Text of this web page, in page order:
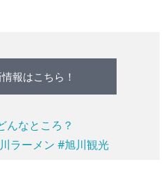
報はこちら！
んなところ？
ラーメン #旭川観光